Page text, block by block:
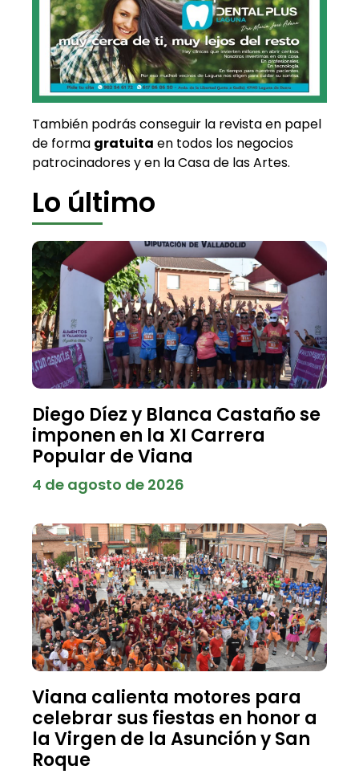
También podrás conseguir la revista en papel
de forma gratuita en todos los negocios
patrocinadores y en la Casa de las Artes.
Lo último
Diego Díez y Blanca Castaño se
imponen en la XI Carrera
Popular de Viana
4 de agosto de 2026
Viana calienta motores para
celebrar sus fiestas en honor a
la Virgen de la Asunción y San
Roque